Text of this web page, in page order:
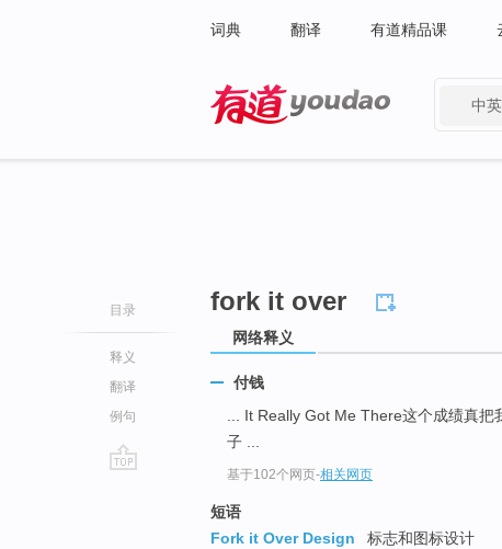
词典 翻译 有道精品课
中英
目录
释义
翻译
例句
fork it over
网络释义
付钱
... It Really Got Me There这个成绩真把
子 ...
基于102个网页-相关网页
短语
Fork it Over Design
标志和图标设计